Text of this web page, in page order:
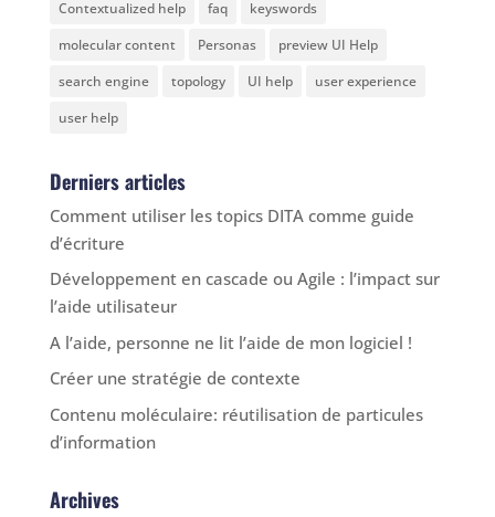
Contextualized help
faq
keyswords
molecular content
Personas
preview UI Help
search engine
topology UI help
user experience
user help
Derniers articles
Comment utiliser les topics DITA comme guide
d’écriture
Développement en cascade ou Agile : l’impact sur
l’aide utilisateur
A l’aide, personne ne lit l’aide de mon logiciel !
Créer une stratégie de contexte
Contenu moléculaire: réutilisation de particules
d’information
Archives